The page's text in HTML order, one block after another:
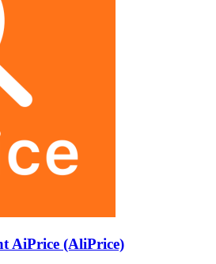
AiPrice (AliPrice)